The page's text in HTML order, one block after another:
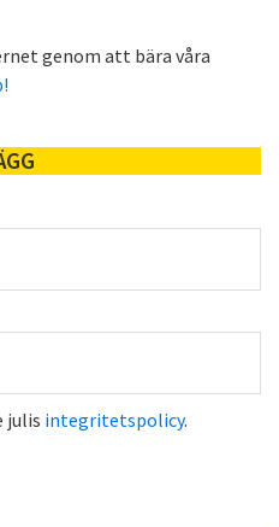
genom att bära våra
julis integritetspolicy.